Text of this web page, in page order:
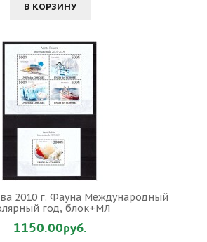
В КОРЗИНУ
2010 г. Фауна Международный
год, блок+МЛ
1150.00руб.